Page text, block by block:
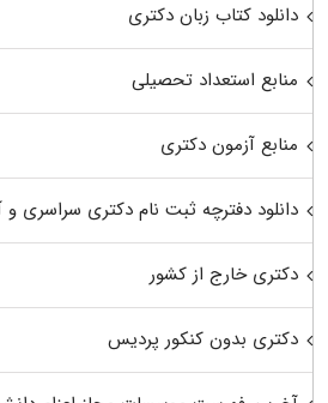
دانلود کتاب زبان دکتری
منابع استعداد تحصیلی
منابع آزمون دکتری
دانلود دفترچه ثبت نام دکتری سراسری و
دکتری خارج از کشور
دکتری بدون کنکور پردیس